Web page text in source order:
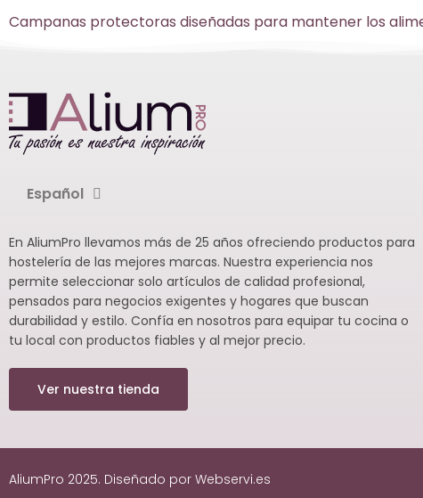
Campanas protectoras diseñadas para mantener los
Español
En AliumPro llevamos más de 25 años ofreciendo productos para
hostelería de las mejores marcas. Nuestra experiencia nos
permite seleccionar solo artículos de calidad profesional,
pensados para negocios exigentes y hogares que buscan
durabilidad y estilo. Confía en nosotros para equipar tu cocina o
tu local con productos fiables y al mejor precio.
Ver nuestra tienda
AliumPro 2025. Diseñado por Webservi.es